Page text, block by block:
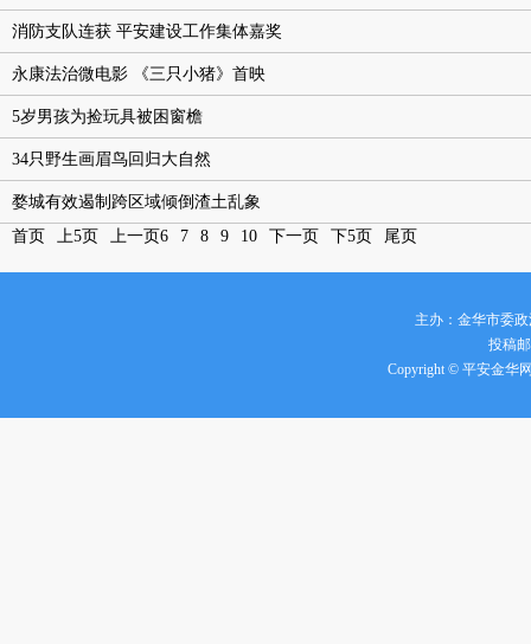
消防支队连获 平安建设工作集体嘉奖
永康法治微电影 《三只小猪》首映
5岁男孩为捡玩具被困窗檐
34只野生画眉鸟回归大自然
婺城有效遏制跨区域倾倒渣土乱象
首页
上5页 上一页6 7 8 9 10 下一页 下5页 尾页
主办：金华市委
投稿
Copyright © 平安金华